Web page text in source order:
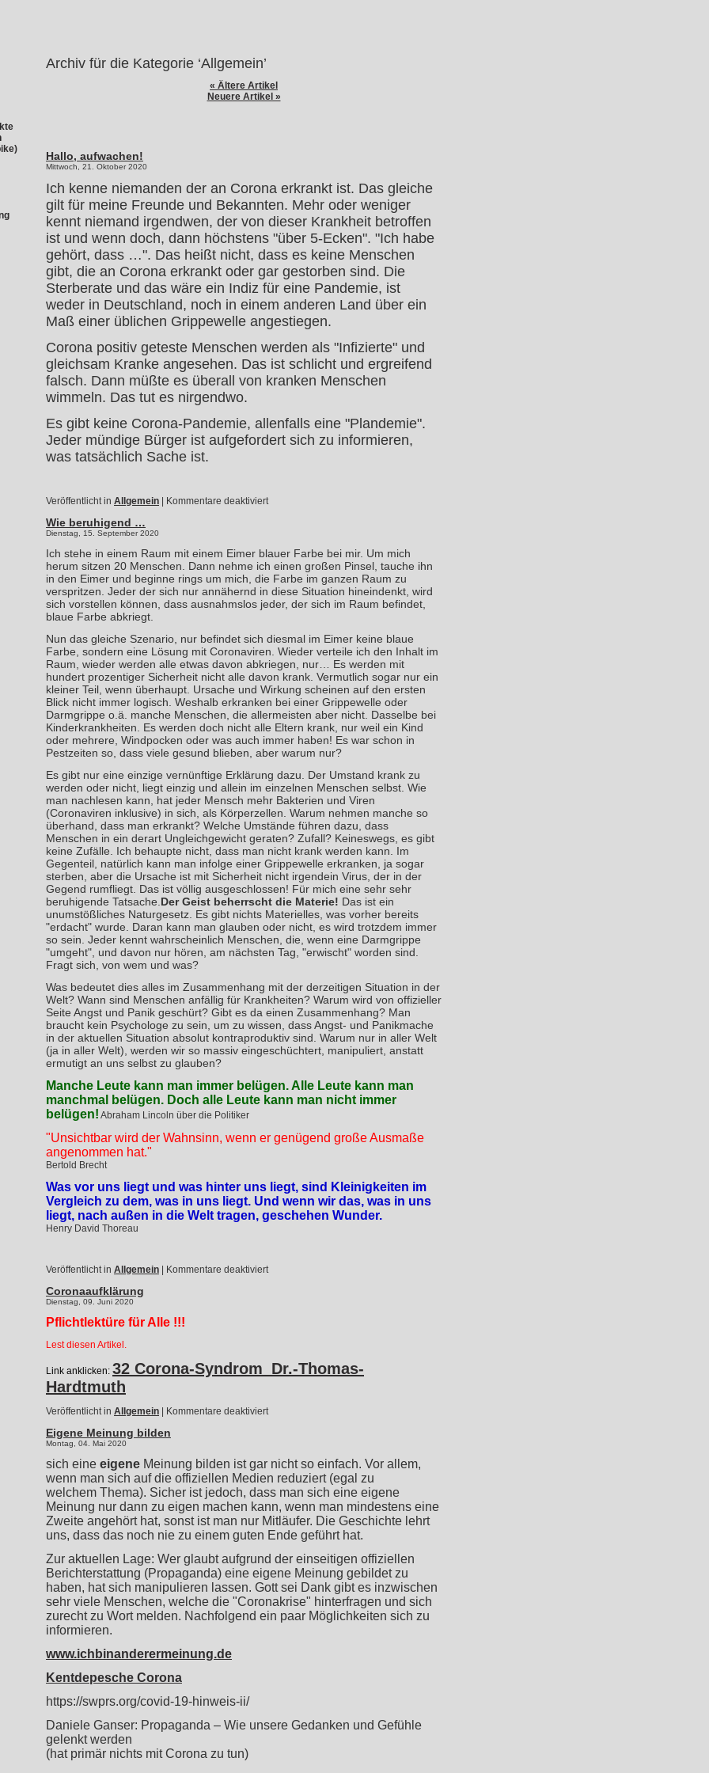
Archiv für die Kategorie ‘Allgemein’
« Ältere Artikel
Neuere Artikel »
Hallo, aufwachen!
Mittwoch, 21. Oktober 2020
Ich kenne niemanden der an Corona erkrankt ist. Das gleiche
gilt für meine Freunde und Bekannten. Mehr oder weniger
kennt niemand irgendwen, der von dieser Krankheit betroffen
ist und wenn doch, dann höchstens "über 5-Ecken". "Ich habe
gehört, dass …". Das heißt nicht, dass es keine Menschen
gibt, die an Corona erkrankt oder gar gestorben sind. Die
Sterberate und das wäre ein Indiz für eine Pandemie, ist
weder in Deutschland, noch in einem anderen Land über ein
Maß einer üblichen Grippewelle angestiegen.
Corona positiv geteste Menschen werden als "Infizierte" und
gleichsam Kranke angesehen. Das ist schlicht und ergreifend
falsch. Dann müßte es überall von kranken Menschen
wimmeln. Das tut es nirgendwo.
Es gibt keine Corona-Pandemie, allenfalls eine "Plandemie".
Jeder mündige Bürger ist aufgefordert sich zu informieren,
was tatsächlich Sache ist.
Veröffentlicht in Allgemein Kommentare deaktiviertfür
Wie beruhigend …
Dienstag, 15. September 2020
Ich stehe in einem Raum mit einem Eimer blauer Farbe bei mir. Um mich
herum sitzen 20 Menschen. Dann nehme ich einen großen Pinsel, tauche ihn
in den Eimer und beginne rings um mich, die Farbe im ganzen Raum zu
verspritzen. Jeder der sich nur annähernd in diese Situation hineindenkt, wird
sich vorstellen können, dass ausnahmslos jeder, der sich im Raum befindet,
blaue Farbe abkriegt.
Nun das gleiche Szenario, nur befindet sich diesmal im Eimer keine blaue
Farbe, sondern eine Lösung mit Coronaviren. Wieder verteile ich den Inhalt im
Raum, wieder werden alle etwas davon abkriegen, nur… Es werden mit
hundert prozentiger Sicherheit nicht alle davon krank. Vermutlich sogar nur ein
kleiner Teil, wenn überhaupt. Ursache und Wirkung scheinen auf den ersten
Blick nicht immer logisch. Weshalb erkranken bei einer Grippewelle oder
Darmgrippe o.ä. manche Menschen, die allermeisten aber nicht. Dasselbe bei
Kinderkrankheiten. Es werden doch nicht alle Eltern krank, nur weil ein Kind
oder mehrere, Windpocken oder was auch immer haben! Es war schon in
Pestzeiten so, dass viele gesund blieben, aber warum nur?
Es gibt nur eine einzige vernünftige Erklärung dazu. Der Umstand krank zu
werden oder nicht, liegt einzig und allein im einzelnen Menschen selbst. Wie
man nachlesen kann, hat jeder Mensch mehr Bakterien und Viren
(Coronaviren inklusive) in sich, als Körperzellen. Warum nehmen manche so
überhand, dass man erkrankt? Welche Umstände führen dazu, dass
Menschen in ein derart Ungleichgewicht geraten? Zufall? Keineswegs, es gibt
keine Zufälle. Ich behaupte nicht, dass man nicht krank werden kann. Im
Gegenteil, natürlich kann man infolge einer Grippewelle erkranken, ja sogar
sterben, aber die Ursache ist mit Sicherheit nicht irgendein Virus, der in der
Gegend rumfliegt. Das ist völlig ausgeschlossen! Für mich eine sehr sehr
beruhigende Tatsache. Der Geist beherrscht die Materie! Das ist ein
unumstößliches Naturgesetz. Es gibt nichts Materielles, was vorher bereits
"erdacht" wurde. Daran kann man glauben oder nicht, es wird trotzdem immer
so sein. Jeder kennt wahrscheinlich Menschen, die, wenn eine Darmgrippe
"umgeht", und davon nur hören, am nächsten Tag, "erwischt" worden sind.
Fragt sich, von wem und was?
Was bedeutet dies alles im Zusammenhang mit der derzeitigen Situation in der
Welt? Wann sind Menschen anfällig für Krankheiten? Warum wird von offizieller
Seite Angst und Panik geschürt? Gibt es da einen Zusammenhang? Man
braucht kein Psychologe zu sein, um zu wissen, dass Angst- und Panikmache
in der aktuellen Situation absolut kontraproduktiv sind. Warum nur in aller Welt
(ja in aller Welt), werden wir so massiv eingeschüchtert, manipuliert, anstatt
ermutigt an uns selbst zu glauben?
Manche Leute kann man immer belügen. Alle Leute kann man
manchmal belügen. Doch alle Leute kann man nicht immer
belügen! Abraham Lincoln über die Politiker
"Unsichtbar wird der Wahnsinn, wenn er genügend große Ausmaße
angenommen hat."
Bertold Brecht
Was vor uns liegt und was hinter uns liegt, sind Kleinigkeiten im
Vergleich zu dem, was in uns liegt. Und wenn wir das, was in uns
liegt, nach außen in die Welt tragen, geschehen Wunder.
Henry David Thoreau
Veröffentlicht in Allgemein Kommentare deaktiviertfür
Coronaaufklärung
Dienstag, 09. Juni 2020
Pflichtlektüre für Alle !!!
Lest diesen Artikel.
Link anklicken: 32 Corona-Syndrom_Dr.-Thomas-
Hardtmuth
Veröffentlicht in Allgemein Kommentare deaktiviertfür
Eigene Meinung bilden
Montag, 04. Mai 2020
sich eine eigene Meinung bilden ist gar nicht so einfach. Vor allem,
wenn man sich auf die offiziellen Medien reduziert (egal zu
welchem Thema). Sicher ist jedoch, dass man sich eine eigene
Meinung nur dann zu eigen machen kann, wenn man mindestens eine
Zweite angehört hat, sonst ist man nur Mitläufer. Die Geschichte lehrt
uns, dass das noch nie zu einem guten Ende geführt hat.
Zur aktuellen Lage: Wer glaubt aufgrund der einseitigen offiziellen
Berichterstattung (Propaganda) eine eigene Meinung gebildet zu
haben, hat sich manipulieren lassen. Gott sei Dank gibt es inzwischen
sehr viele Menschen, welche die "Coronakrise" hinterfragen und sich
zurecht zu Wort melden. Nachfolgend ein paar Möglichkeiten sich zu
informieren.
www.ichbinanderermeinung.de
Kentdepesche Corona
https://swprs.org/covid-19-hinweis-ii/
Daniele Ganser: Propaganda – Wie unsere Gedanken und Gefühle
gelenkt werden
(hat primär nichts mit Corona zu tun)